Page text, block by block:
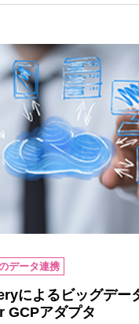
データ連携
によるビッグデー
GCPアダプタ